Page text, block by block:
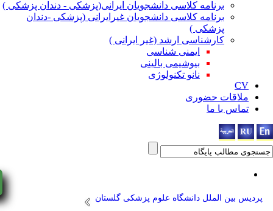
برنامه کلاسی دانشجویان ایرانی(پزشکی - دندان پزشکی )
برنامه کلاسی دانشجویان غیرایرانی (پزشکی -دندان
پزشکی )
کارشناسی ارشد (غیر ایرانی )
ایمنی شناسی
بیوشیمی بالینی
نانو تکنولوژی
حضوری
با ما
بین الملل دانشگاه علوم پزشکی گلستان